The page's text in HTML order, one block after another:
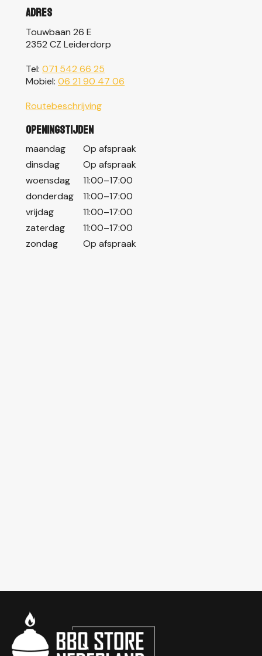
Adres
Touwbaan 26 E
2352 CZ Leiderdorp
Tel: 071 542 66 25
Mobiel: 06 21 90 47 06
Routebeschrijving
Openingstijden
maandag
Op afspraak
dinsdag
Op afspraak
woensdag
11:00–17:00
donderdag
11:00–17:00
vrijdag
11:00–17:00
zaterdag
11:00–17:00
zondag
Op afspraak